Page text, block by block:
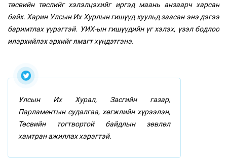
төсвийн төслийг хэлэлцэхийг иргэд маань анзаарч харсан
байх. Харин Улсын Их Хурлын гишүүд хуульд заасан энэ дэгээ
баримтлах үүрэгтэй. УИХ-ын гишүүдийн үг хэлэх, үзэл бодлоо
илэрхийлэх эрхийг ямагт хүндэтгэнэ.
Улсын Их Хурал, Засгийн газар,
Парламентын судалгаа, хөгжлийн хүрээлэн,
Төсвийн тогтвортой байдлын зөвлөл
хамтран ажиллах хэрэгтэй.